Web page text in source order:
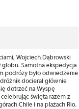
Wojciech Dąbrowski
Samotna ekspedycja
podróży było odwiedzenie
docierał głównie
dotrzeć na Wyspę
święta razem z
Chile i na plażach Rio.